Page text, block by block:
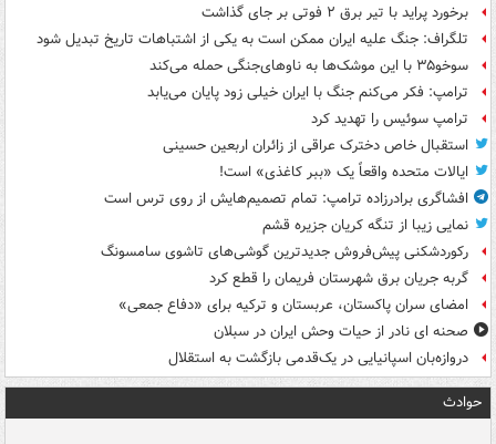
برخورد پراید با تیر برق ۲ فوتی بر جای گذاشت
تلگراف: جنگ علیه ایران ممکن است به یکی از اشتباهات تاریخ تبدیل شود
سوخو۳۵ با این موشک‌ها به ناوهای‌جنگی حمله می‌کند
ترامپ: فکر می‌کنم جنگ با ایران خیلی زود پایان می‌یابد
ترامپ سوئیس را تهدید کرد
استقبال خاص دخترک عراقی از زائران اربعین حسینی
ایالات متحده واقعاً یک «ببر کاغذی» است!
افشاگری برادرزاده ترامپ: تمام تصمیم‌هایش از روی ترس است
نمایی زیبا از تنگه کریان جزیره قشم
رکوردشکنی پیش‌فروش جدیدترین گوشی‌های تاشوی سامسونگ
گربه جریان برق شهرستان فریمان را قطع کرد
امضای سران پاکستان، عربستان و ترکیه برای «دفاع جمعی»
صحنه ای نادر از حیات وحش ایران در سبلان
دروازه‌بان اسپانیایی در یک‌قدمی بازگشت به استقلال
حوادث